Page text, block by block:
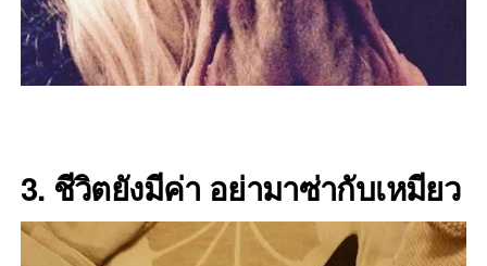
3. ชีวิตยังมีค่า อย่ามาซ่ากับเหมียว